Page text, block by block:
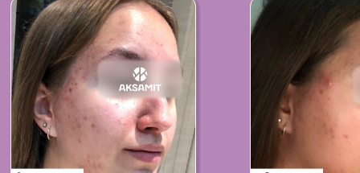
+375 (29) 756 44 24
+375 (29) 156 44 24
г. Минск ул.Стадионная, 5-98
Е-mail: office@aksamit-med.by
Время работы: ежедневно с 8:00 до 21:00
МЕДИЦИНСКИЙ ЦЕНТР
Политика обработки персональных данных
Публичный договор
Пользовательское соглашение